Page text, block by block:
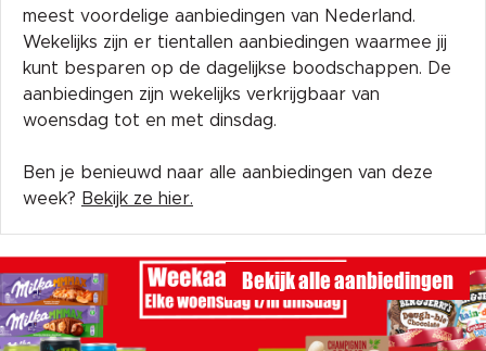
meest voordelige aanbiedingen van Nederland.
Wekelijks zijn er tientallen aanbiedingen waarmee jij
kunt besparen op de dagelijkse boodschappen. De
aanbiedingen zijn wekelijks verkrijgbaar van
woensdag tot en met dinsdag.
Ben je benieuwd naar alle aanbiedingen van deze
week? Bekijk ze hier.
Bekijk alle aanbiedingen